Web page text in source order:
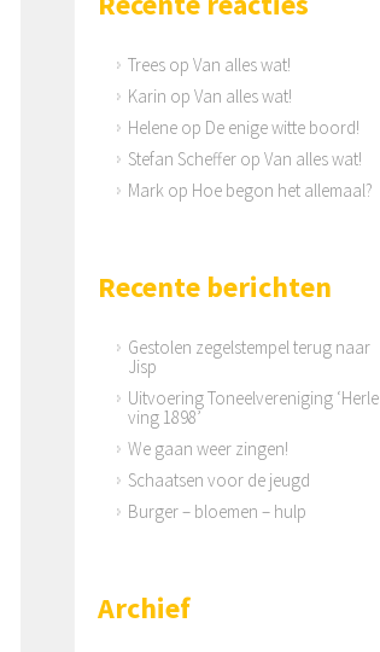
Treesop Van alles wat!
Karin op Van alles wat!
Heleneop De enige witte boord!
Stefan Schefferop Van alles wat!
Markop Hoe begon het allemaal?
Recente berichten
Gestolen zegelstempel terug naar
Jisp
Uitvoering Toneelvereniging ‘Herle
ving 1898’
We gaan weer zingen!
Schaatsen voor de jeugd
Burger – bloemen – hulp
Archief